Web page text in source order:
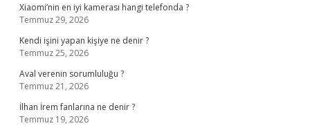
Xiaomi’nin en iyi kamerası hangi telefonda ?
Temmuz 29, 2026
Kendi işini yapan kişiye ne denir ?
Temmuz 25, 2026
Aval verenin sorumluluğu ?
Temmuz 21, 2026
İlhan İrem fanlarına ne denir ?
Temmuz 19, 2026